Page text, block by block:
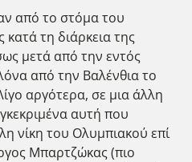
από το στόμα του
κατά τη διάρκεια της
μετά από την εντός
από την Βαλένθια το
αργότερα, σε μια άλλη
αυτή που
νίκη του Ολυμπιακού επί
Μπαρτζώκας (πιο